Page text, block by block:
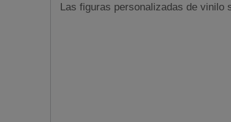
Las figuras personalizadas de vinilo